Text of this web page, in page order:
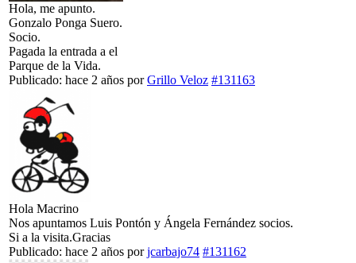
Hola, me apunto.
Gonzalo Ponga Suero.
Socio.
Pagada la entrada a el
Parque de la Vida.
Publicado: hace 2 años porGrillo Veloz #131163
Hola Macrino
Nos apuntamos Luis Pontón y Ángela Fernández socios.
Si a la visita.Gracias
Publicado: hace 2 años porjcarbajo74 #131162